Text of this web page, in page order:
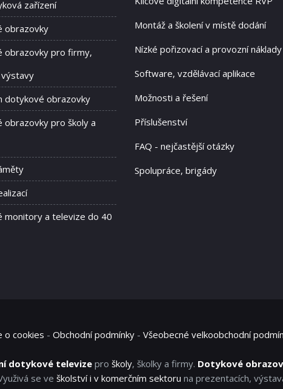
zařízení
obrazovky
obrazovky pro firmy,
dotykové obrazovky
obrazovky pro školy a
monitory a televize do 40
Montáž a školení v místě dodání
Nízké pořizovací a provozní náklady
Software, vzdělávací aplikace
Možnosti a řešení
Příslušenství
FAQ - nejčastější otázky
Spolupráce, brigády
o cookies - Obchodní podmínky - Všeobecné velkoobchodní
dotykové televizepro školy, školky a firmy. Dotykové
se ve školství i v komerčním sektoru na prezentacích,